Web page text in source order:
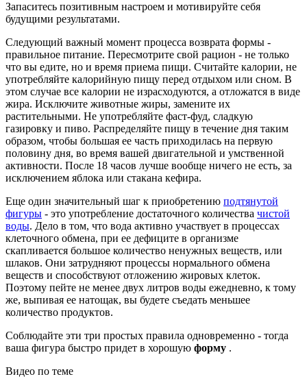
Запаситесь позитивным настроем и мотивируйте себя
будущими результатами.
Следующий важный момент процесса возврата формы -
правильное питание. Пересмотрите свой рацион - не только
что вы едите, но и время приема пищи. Считайте калории, не
употребляйте калорийную пищу перед отдыхом или сном. В
этом случае все калории не израсходуются, а отложатся в виде
жира. Исключите животные жиры, замените их
растительными. Не употребляйте фаст-фуд, сладкую
газировку и пиво. Распределяйте пищу в течение дня таким
образом, чтобы большая ее часть приходилась на первую
половину дня, во время вашей двигательной и умственной
активности. После 18 часов лучше вообще ничего не есть, за
исключением яблока или стакана кефира.
Еще один значительный шаг к приобретению подтянутой
фигуры - это употребление достаточного количества чистой
воды. Дело в том, что вода активно участвует в процессах
клеточного обмена, при ее дефиците в организме
скапливается большое количество ненужных веществ, или
шлаков. Они затрудняют процессы нормального обмена
веществ и способствуют отложению жировых клеток.
Поэтому пейте не менее двух литров воды ежедневно, к тому
же, выпивая ее натощак, вы будете съедать меньшее
количество продуктов.
Соблюдайте эти три простых правила одновременно - тогда
ваша фигура быстро придет в хорошую форму .
Видео по теме